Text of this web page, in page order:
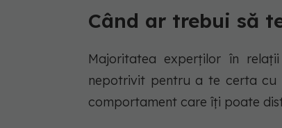
Când ar trebui să
Majoritatea experților în
nepotrivit pentru a te certa
comportament care îți poate